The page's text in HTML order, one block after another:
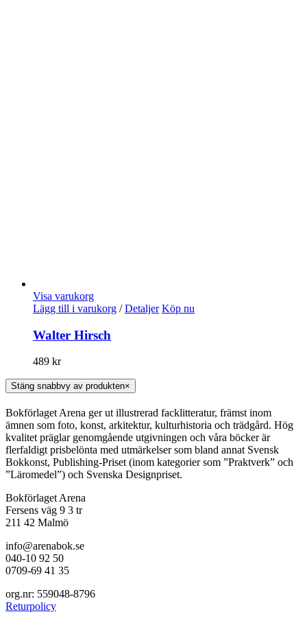
Visa varukorg
Lägg till i varukorg / Detaljer Köp nu
Walter Hirsch
489 kr
Stäng snabbvy av produkten×
Bokförlaget Arena ger ut illustrerad facklitteratur, främst inom
ämnen som foto, konst, arkitektur, kulturhistoria och trädgård. Hög
kvalitet präglar genomgående utgivningen och våra böcker är
flerfaldigt prisbelönta med utmärkelser som bland annat Svensk
Bokkonst, Publishing-Priset (inom kategorier som ”Praktverk” och
”Läromedel”) och Svenska Designpriset.
Bokförlaget Arena
Fersens väg 9 3 tr
211 42 Malmö
info@arenabok.se
040-10 92 50
0709-69 41 35
org.nr: 559048-8796
Returpolicy